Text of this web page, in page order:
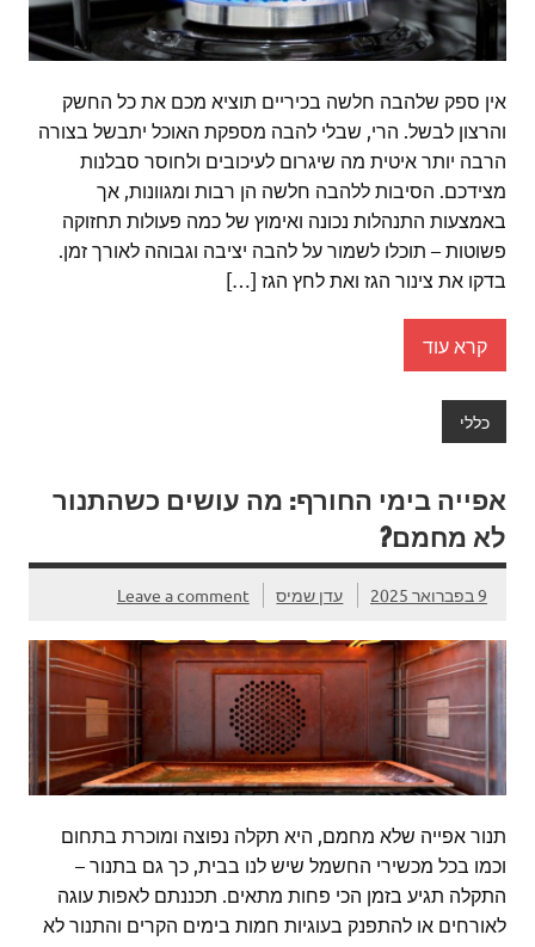
אין ספק שלהבה חלשה בכיריים תוציא מכם את כל החשק
והרצון לבשל. הרי, שבלי להבה מספקת האוכל יתבשל בצורה
הרבה יותר איטית מה שיגרום לעיכובים ולחוסר סבלנות
מצידכם. הסיבות ללהבה חלשה הן רבות ומגוונות, אך
באמצעות התנהלות נכונה ואימוץ של כמה פעולות תחזוקה
פשוטות – תוכלו לשמור על להבה יציבה וגבוהה לאורך זמן.
בדקו את צינור הגז ואת לחץ הגז […]
קרא עוד
כללי
אפייה בימי החורף: מה עושים כשהתנור
לא מחמם?
9 בפברואר 2025 עדן שמיס Leave a comment
תנור אפייה שלא מחמם, היא תקלה נפוצה ומוכרת בתחום
וכמו בכל מכשירי החשמל שיש לנו בבית, כך גם בתנור –
התקלה תגיע בזמן הכי פחות מתאים. תכננתם לאפות עוגה
לאורחים או להתפנק בעוגיות חמות בימים הקרים והתנור לא